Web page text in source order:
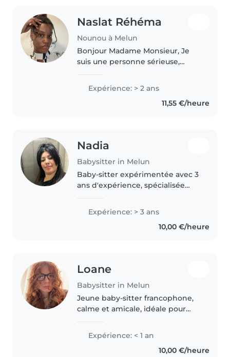
Naslat Réhéma
Nounou à Melun
Bonjour Madame Monsieur, Je
suis une personne sérieuse,
réel intérêt pour le bien-être et
le développement des enfants.
J'aime passer du temps avec..
Expérience: > 2 ans
11,55 €/heure
Nadia
Babysitter in Melun
Baby-sitter expérimentée avec 3
ans d'expérience, spécialisée
ans. Je parle français, arabe et
italien. Je suis responsable,
amicale et calme, avec..
Expérience: > 3 ans
10,00 €/heure
Loane
Babysitter in Melun
Jeune baby-sitter francophone,
calme et amicale, idéale pour
domicile. Expérience avec les
enfants de différents âges, des
tout-petits aux adolescents. Je..
Expérience: < 1 an
10,00 €/heure